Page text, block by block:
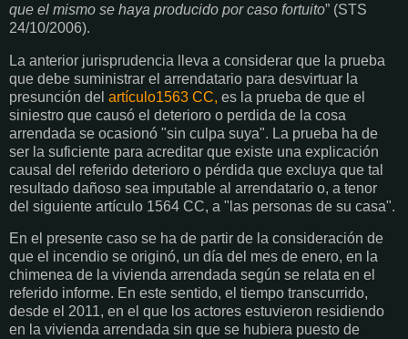
que el mismo se haya producido por caso fortuito” (STS
24/10/2006).
La anterior jurisprudencia lleva a considerar que la prueba
que debe suministrar el arrendatario para desvirtuar la
presunción del artículo1563 CC, es la prueba de que el
siniestro que causó el deterioro o perdida de la cosa
arrendada se ocasionó "sin culpa suya". La prueba ha de
ser la suficiente para acreditar que existe una explicación
causal del referido deterioro o pérdida que excluya que tal
resultado dañoso sea imputable al arrendatario o, a tenor
del siguiente artículo 1564 CC, a "las personas de su casa".
En el presente caso se ha de partir de la consideración de
que el incendio se originó, un día del mes de enero, en la
chimenea de la vivienda arrendada según se relata en el
referido informe. En este sentido, el tiempo transcurrido,
desde el 2011, en el que los actores estuvieron residiendo
en la vivienda arrendada sin que se hubiera puesto de